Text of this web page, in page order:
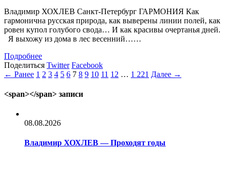
Владимир ХОХЛЕВ Санкт-Петербург ГАРМОНИЯ Как
гармонична русская природа, как выверены линии полей, как
ровен купол голубого свода… И как красивы очертанья дней.
Я выхожу из дома в лес весенний……
Подробнее
Поделиться Twitter Facebook
← Ранее 1 2 3 4 5 6 7 8 9 10 11 12 … 1 221 Далее →
<span></span> записи
08.08.2026
Владимир ХОХЛЕВ — Проходят годы